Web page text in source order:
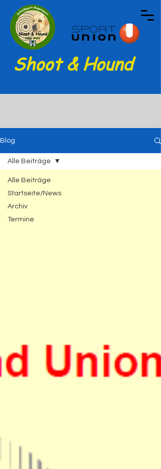
Shoot & Hound
Blog
Alle Beiträge
Startseite/News
Archiv
Termine
Alle Beiträge